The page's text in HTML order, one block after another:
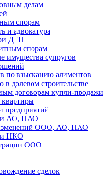
делам
спорам
и адвокатура
ДТП
спорам
имущества супругов
по взысканию алиментов
в долевом строительстве
договорам купли-продажи
предприятий
АО, ПАО
изменений ООО, АО, ПАО
НКО
ООО
сделок